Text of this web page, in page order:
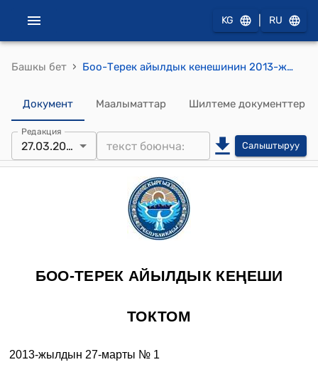
KG RU
Башкы бет › Боо-Терек айылдык кенешинин 2013-жылдын 27-мартындагы № 1 "Боо-Терек айылынын жанындагы жайыт жерлерди жашылдандыруу, көрктөндүрүү үчүн берүүгө тыюу салуу жөнүндө" токтому
Документ Маалыматтар Шилтеме документтер
Редакция
27.03.2013 Салыштыруу